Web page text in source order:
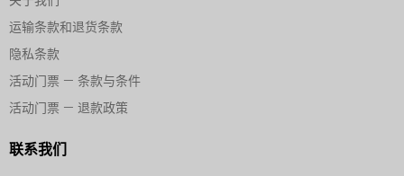
运输条款和退货条款
隐私条款
活动门票 — 条款与条件
活动门票 — 退款政策
联系我们